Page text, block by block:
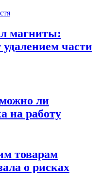
магниты:
удалением части
ли
на работу
товарам
о рисках